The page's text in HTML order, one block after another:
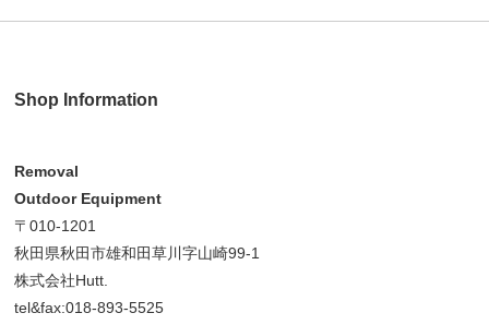
Shop Information
Removal
Outdoor Equipment
〒010-1201
秋田県秋田市雄和田草川字山崎99-1
株式会社Hutt.
tel&fax:018-893-5525